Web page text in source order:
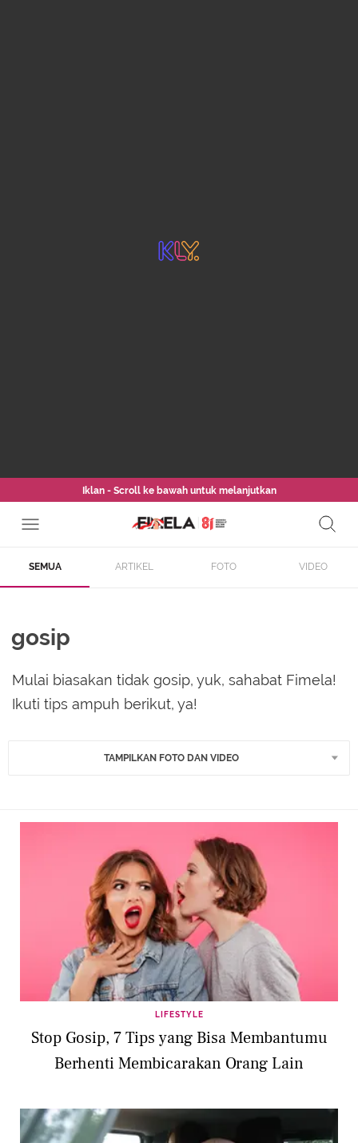
Iklan - Scroll ke bawah untuk melanjutkan
SEMUA ARTIKEL FOTO VIDEO
gosip
Mulai biasakan tidak gosip, yuk, sahabat Fimela!
Ikuti tips ampuh berikut, ya!
TAMPILKAN FOTO DAN VIDEO
LIFESTYLE
Stop Gosip, 7 Tips yang Bisa Membantumu
Berhenti Membicarakan Orang Lain